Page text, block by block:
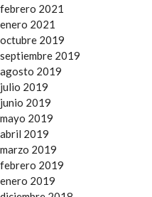
febrero 2021
enero 2021
octubre 2019
septiembre 2019
agosto 2019
julio 2019
junio 2019
mayo 2019
abril 2019
marzo 2019
febrero 2019
enero 2019